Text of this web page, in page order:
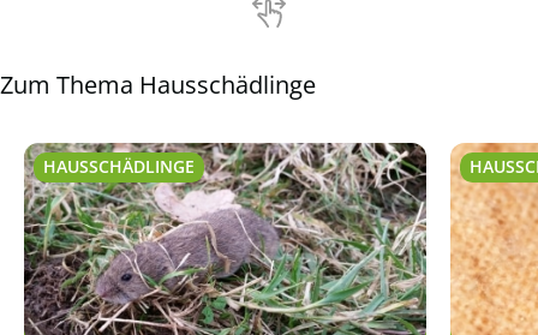
Zum Thema Hausschädlinge
HAUSSCHÄDLINGE